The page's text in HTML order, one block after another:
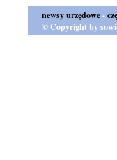
newsy urzędowe-
© Copyright by